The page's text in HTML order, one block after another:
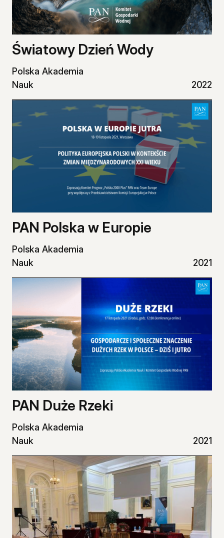
Światowy Dzień Wody
Polska Akademia
Nauk
2022
PAN Polska w Europie
Polska Akademia
Nauk
2021
PAN Duże Rzeki
Polska Akademia
Nauk
2021